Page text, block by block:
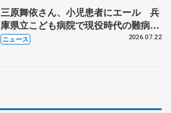
三原舞依さん、小児患者にエール 兵
庫県立こども病院で現役時代の難病語
る
ニュース 2026.07.22